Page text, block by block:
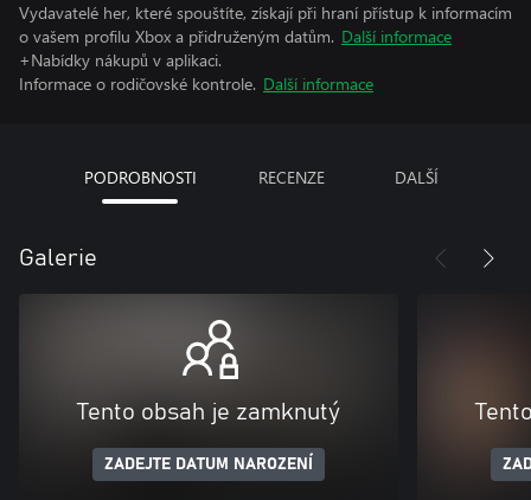
Vydavatelé her, které spouštíte, získají při hraní přístup k informacím
o vašem profilu Xbox a přidruženým datům. Další informace
+Nabídky nákupů v aplikaci.
Informace o rodičovské kontrole. Další informace
PODROBNOSTI RECENZE DALŠÍ
Galerie
Tento obsah je zamknutý
ZADEJTE DATUM NAROZENÍ